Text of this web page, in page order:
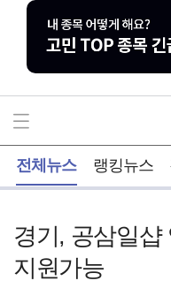
전체뉴스 랭킹뉴스
경기, 공삼일샵
지원가능